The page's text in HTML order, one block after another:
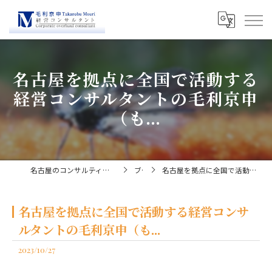
名古屋を拠点に全国で活動する
経営コンサルタントの毛利京申
（も...
名古屋のコンサルティングなら経営コンサルタント毛利京申 ブログ 名古屋を拠点に全国で活動する経営コンサルタントの毛利京申（も...
名古屋を拠点に全国で活動する経営コンサ
ルタントの毛利京申（も...
2023/10/27